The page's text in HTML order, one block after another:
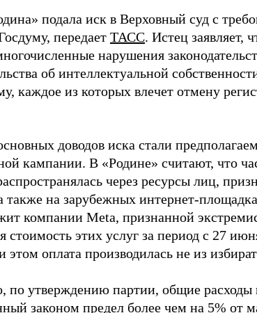
подала иск в Верховный суд с
передает ТАСС. Истец заявляет,
нарушения
об интеллектуальной
каждое из которых влечет отмену
доводов иска стали
кампании. В «Родине» считают, что
через ресурсы лиц,
также на зарубежных интернет-
компании Meta, признанной
стоимость этих услуг за период с 27
этом оплата производилась не из
по утверждению партии, общие
законом предел более чем на 5% от